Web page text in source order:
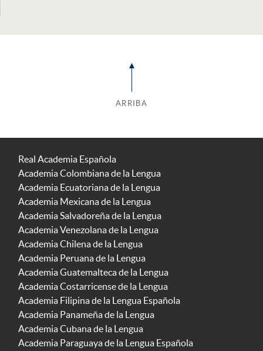
ARRIBA
Real Academia Española
Academia Colombiana de la Lengua
Academia Ecuatoriana de la Lengua
Academia Mexicana de la Lengua
Academia Salvadoreña de la Lengua
Academia Venezolana de la Lengua
Academia Chilena de la Lengua
Academia Peruana de la Lengua
Academia Guatemalteca de la Lengua
Academia Costarricense de la Lengua
Academia Filipina de la Lengua Española
Academia Panameña de la Lengua
Academia Cubana de la Lengua
Academia Paraguaya de la Lengua Española